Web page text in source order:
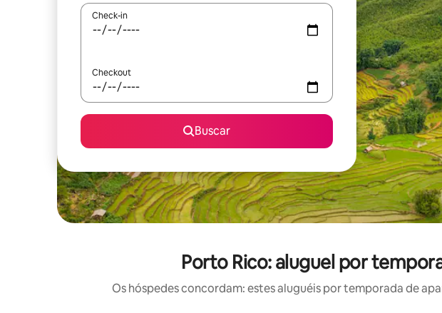
Check-in
Checkout
Buscar
Porto Rico: aluguel por
Os hóspedes concordam: estes aluguéis por temporada de